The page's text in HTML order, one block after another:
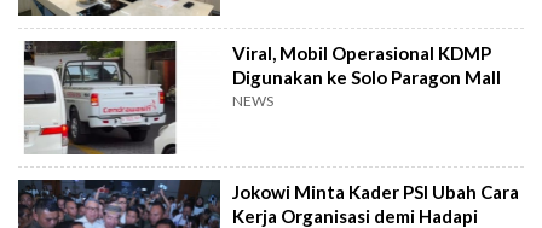
Viral, Mobil Operasional KDMP
Digunakan ke Solo Paragon Mall
NEWS
Jokowi Minta Kader PSI Ubah Cara
Kerja Organisasi demi Hadapi